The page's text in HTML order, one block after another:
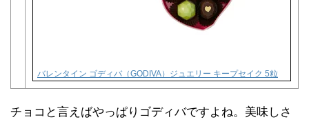
バレンタイン ゴディバ（GODIVA）ジュエリー キープセイク 5粒
チョコと言えばやっぱりゴディバですよね。美味しさ